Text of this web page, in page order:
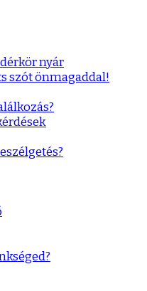
nyár
szót önmagaddal!